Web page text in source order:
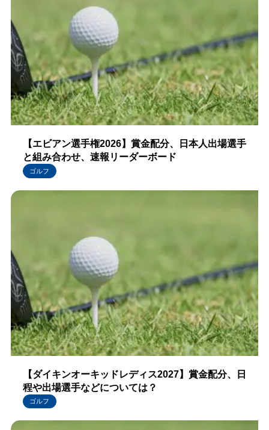
【エビアン選手権2026】賞金配分、日本人出場選手
と組み合わせ、速報リーダーボード
ゴルフ
【ダイキンオーキッドレディス2027】賞金配分、日
程や出場選手などについては？
ゴルフ